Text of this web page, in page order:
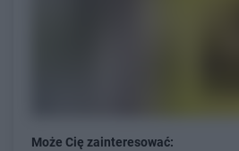
Może Cię zainteresować: